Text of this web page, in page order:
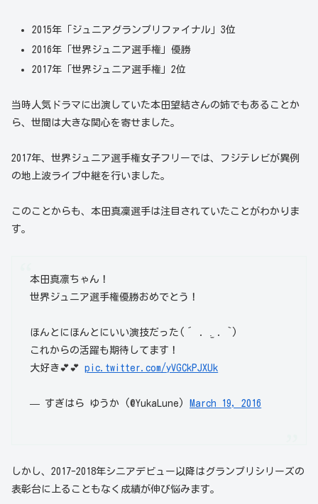
2015年「ジュニアグランプリファイナル」3位
2016年「世界ジュニア選手権」優勝
2017年「世界ジュニア選手権」2位
当時人気ドラマに出演していた本田望結さんの姉でもあることか
ら、世間は大きな関心を寄せました。
2017年、世界ジュニア選手権女子フリーでは、フジテレビが異例
の地上波ライブ中継を行いました。
このことからも、本田真凜選手は注目されていたことがわかりま
す。
本田真凛ちゃん！
世界ジュニア選手権優勝おめでとう！
ほんとにほんとにいい演技だった(´ . .̫ . `)
これからの活躍も期待してます！
大好き💕💕pic.twitter.com/yVGCkPJXUk
— すぎはら ゆうか (@YukaLune) March 19, 2016
しかし、2017-2018年シニアデビュー以降はグランプリシリーズの
表彰台に上ることもなく成績が伸び悩みます。